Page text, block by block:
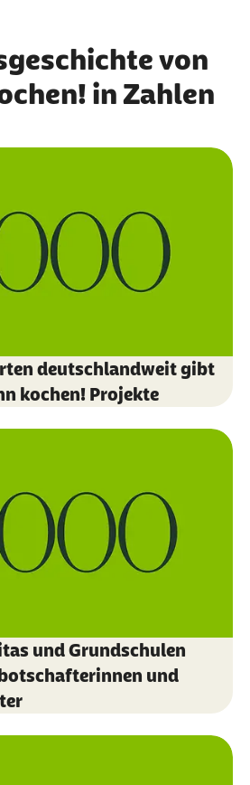
von
in Zahlen
deutschlandweit gibt
kochen! Projekte
und Grundschulen
und